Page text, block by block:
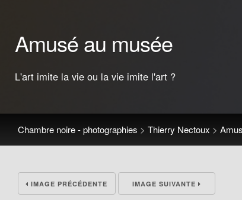
Amusé au musée
L'art imite la vie ou la vie imite l'art ?
Chambre noire - photographies > Thierry Nectoux >
IMAGE PRÉCÉDENTE IMAGE SUIVANTE